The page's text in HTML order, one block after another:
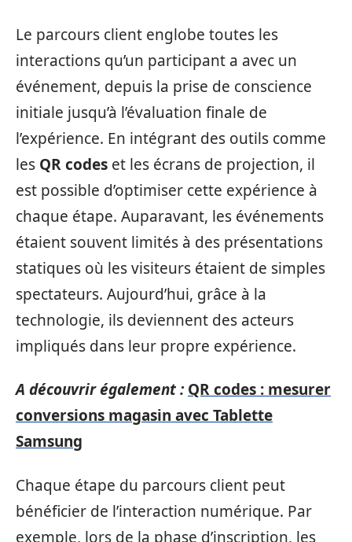
Le parcours client englobe toutes les
interactions qu’un participant a avec un
événement, depuis la prise de conscience
initiale jusqu’à l’évaluation finale de
l’expérience. En intégrant des outils comme
les QR codes et les écrans de projection, il
est possible d’optimiser cette expérience à
chaque étape. Auparavant, les événements
étaient souvent limités à des présentations
statiques où les visiteurs étaient de simples
spectateurs. Aujourd’hui, grâce à la
technologie, ils deviennent des acteurs
impliqués dans leur propre expérience.
A découvrir également : QR codes : mesurer
conversions magasin avec Tablette
Samsung
Chaque étape du parcours client peut
bénéficier de l’interaction numérique. Par
exemple, lors de la phase d’inscription, les